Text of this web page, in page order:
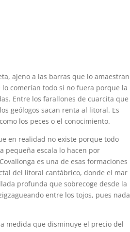
ajeno a las barras que lo amaestran
comerían todo si no fuera porque la
Entre los farallones de cuarcita que
geólogos sacan renta al litoral. Es
los peces o el conocimiento.
en realidad no existe porque todo
pequeña escala lo hacen por
es una de esas formaciones
del litoral cantábrico, donde el mar
profunda que sobrecoge desde la
entre los tojos, pues nada
medida que disminuye el precio del